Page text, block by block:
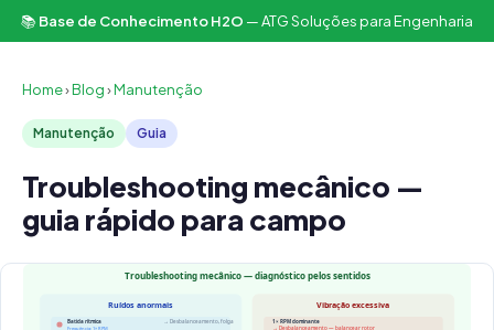
📚Base de Conhecimento H2O — ATG Soluções para Engenharia
Home›Blog›Manutenção
Manutenção Guia
Troubleshooting mecânico —
guia rápido para campo